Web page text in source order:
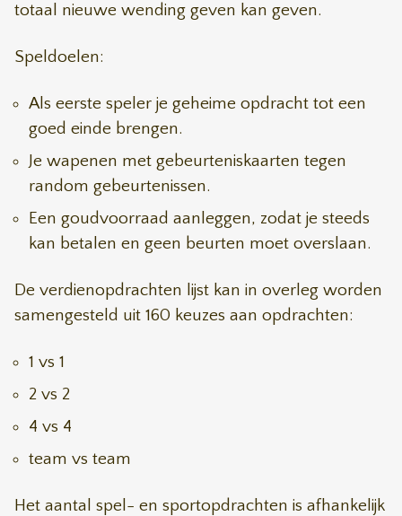
totaal nieuwe wending geven kan geven.
Speldoelen:
Als eerste speler je geheime opdracht tot een
goed einde brengen.
Je wapenen met gebeurteniskaarten tegen
random gebeurtenissen.
Een goudvoorraad aanleggen, zodat je steeds
kan betalen en geen beurten moet overslaan.
De verdienopdrachten lijst kan in overleg worden
samengesteld uit 160 keuzes aan opdrachten:
1 vs 1
2 vs 2
4 vs 4
team vs team
Het aantal spel- en sportopdrachten is afhankelijk